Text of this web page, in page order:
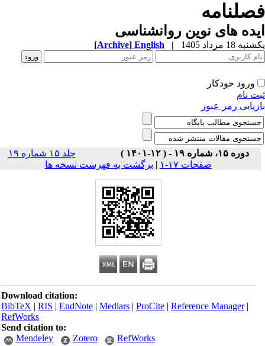
های نوین روانشناسی
18 مرداد 1405 |
English
[Archive]
ورود خودکار
نام
رمز عبور
دوره ۱۵، شماره ۱۹ - ( ۱۲-۱۴۰۱ )
جلد ۱۵ شماره ۱۹
صفحات ۱۷-۱
| برگشت به فهرست نسخه ها
Download citation:
BibTeX|RIS|EndNote|Medlars|ProCite|Reference Manager
RefWorks
Send citation to:
Mendeley
Zotero RefWorks